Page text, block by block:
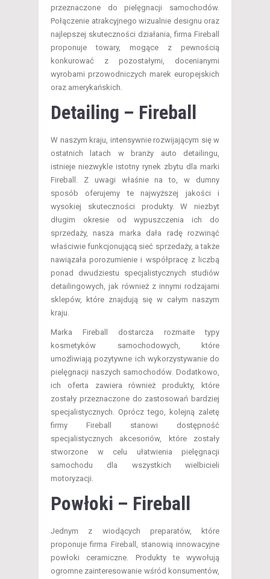
przeznaczone do pielęgnacji samochodów.
Połączenie atrakcyjnego wizualnie designu oraz
najlepszej skuteczności działania, firma Fireball
proponuje towary, mogące z pewnością
konkurować z pozostałymi, docenianymi
wyrobami przowodniczych marek europejskich
oraz amerykańskich.
Detailing – Fireball
W naszym kraju, intensywnie rozwijającym się w
ostatnich latach w branży auto detailingu,
istnieje niezwykle istotny rynek zbytu dla marki
Fireball. Z uwagi właśnie na to, w dumny
sposób oferujemy te najwyższej jakości i
wysokiej skuteczności produkty. W niezbyt
długim okresie od wypuszczenia ich do
sprzedaży, nasza marka dała radę rozwinąć
właściwie funkcjonującą sieć sprzedaży, a także
nawiązała porozumienie i współpracę z liczbą
ponad dwudziestu specjalistycznych studiów
detailingowych, jak również z innymi rodzajami
sklepów, które znajdują się w całym naszym
kraju.
Marka Fireball dostarcza rozmaite typy
kosmetyków samochodowych, które
umożliwiają pozytywne ich wykorzystywanie do
pielęgnacji naszych samochodów. Dodatkowo,
ich oferta zawiera również produkty, które
zostały przeznaczone do zastosowań bardziej
specjalistycznych. Oprócz tego, kolejną zaletę
firmy Fireball stanowi dostępność
specjalistycznych akcesoriów, które zostały
stworzone w celu ułatwienia pielęgnacji
samochodu dla wszystkich wielbicieli
motoryzacji.
Powłoki – Fireball
Jednym z wiodących preparatów, które
proponuje firma Fireball, stanowią innowacyjne
powłoki ceramiczne. Produkty te wywołują
ogromne zainteresowanie wśród konsumentów,